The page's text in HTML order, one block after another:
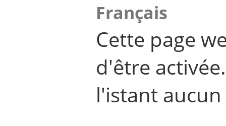
Français
Cette page
d'être
l'istant